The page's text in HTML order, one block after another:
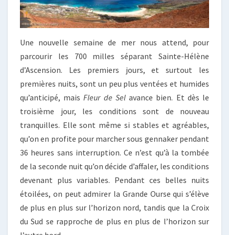
Une nouvelle semaine de mer nous attend, pour
parcourir les 700 milles séparant Sainte-Hélène
d’Ascension. Les premiers jours, et surtout les
premières nuits, sont un peu plus ventées et humides
qu’anticipé, maisFleur de Selavance bien. Et dès le
troisième jour, les conditions sont de nouveau
tranquilles. Elle sont même si stables et agréables,
qu’on en profite pour marcher sous gennaker pendant
36 heures sans interruption. Ce n’est qu’à la tombée
de la seconde nuit qu’on décide d’affaler, les conditions
devenant plus variables. Pendant ces belles nuits
étoilées, on peut admirer la Grande Ourse qui s’élève
de plus en plus sur l’horizon nord, tandis que la Croix
du Sud se rapproche de plus en plus de l’horizon sur